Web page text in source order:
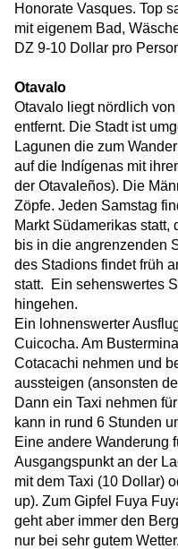
Honorate Vasques. Top
mit eigenem Bad,
DZ 9-10 Dollar pro
Otavalo
Otavalo liegt nördlich
entfernt. Die Stadt ist
Lagunen die zum
auf die Indígenas mit
der Otavaleños). Die
Zöpfe. Jeden Samstag
Markt Südamerikas
bis in die angrenzenden
des Stadions findet früh
statt.
Ein sehenswertes
hingehen.
Ein lohnenswerter
Cuicocha. Am
Cotacachi nehmen und
aussteigen (ansonsten
Dann ein Taxi nehmen
kann in rund 6 Stunden
Eine andere Wanderung
Ausgangspunkt an der
mit dem Taxi (10 Dollar)
up). Zum Gipfel Fuya
geht aber immer den
nur bei sehr gutem